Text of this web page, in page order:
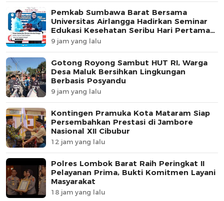
Pemkab Sumbawa Barat Bersama
Universitas Airlangga Hadirkan Seminar
Edukasi Kesehatan Seribu Hari Pertama
Kehidupan
9 jam yang lalu
Gotong Royong Sambut HUT RI, Warga
Desa Maluk Bersihkan Lingkungan
Berbasis Posyandu
9 jam yang lalu
Kontingen Pramuka Kota Mataram Siap
Persembahkan Prestasi di Jambore
Nasional XII Cibubur
12 jam yang lalu
Polres Lombok Barat Raih Peringkat II
Pelayanan Prima, Bukti Komitmen Layani
Masyarakat
18 jam yang lalu